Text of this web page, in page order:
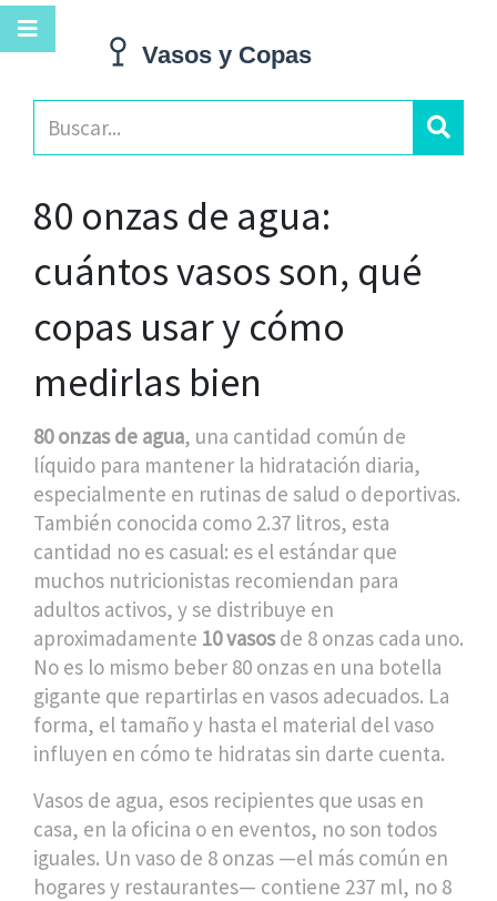
80 onzas de agua:
cuántos vasos son, qué
copas usar y cómo
medirlas bien
80 onzas de agua, una cantidad común de
líquido para mantener la hidratación diaria,
especialmente en rutinas de salud o deportivas.
También conocida como 2.37 litros, esta
cantidad no es casual: es el estándar que
muchos nutricionistas recomiendan para
adultos activos, y se distribuye en
aproximadamente 10 vasosde 8 onzas cada uno.
No es lo mismo beber 80 onzas en una botella
gigante que repartirlas en vasos adecuados. La
forma, el tamaño y hasta el material del vaso
influyen en cómo te hidratas sin darte cuenta.
Vasos de agua, esos recipientes que usas en
casa, en la oficina o en eventos, no son todos
iguales. Un vaso de 8 onzas —el más común en
hogares y restaurantes— contiene 237 ml, no 8